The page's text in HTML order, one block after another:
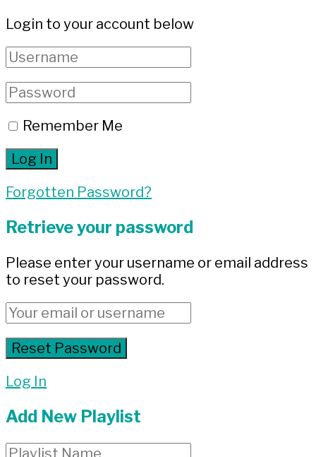
Login to your account below
Remember Me
Forgotten Password?
Retrieve your password
Please enter your username or email address
to reset your password.
Log In
Add New Playlist